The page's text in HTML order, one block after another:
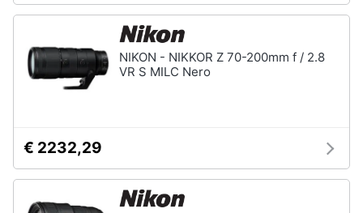
NIKON - NIKKOR Z 70-200mm f / 2.8
VR S MILC Nero
€ 2232,29